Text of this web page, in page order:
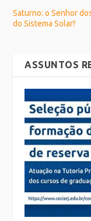
Saturno: o Senhor
do Sistema Solar?
ASSUNTOS